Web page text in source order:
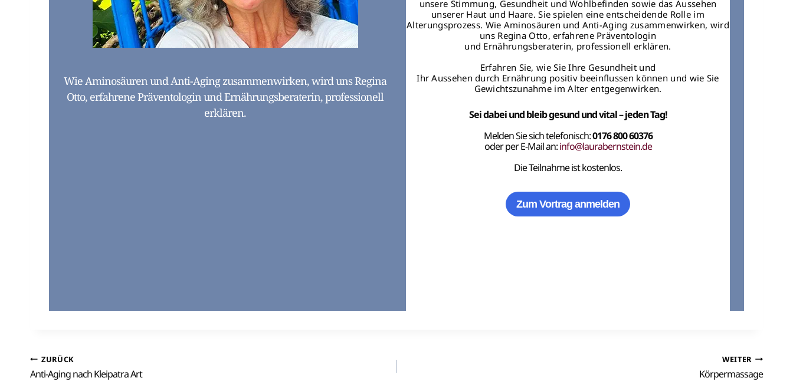
Wie Aminosäuren und Anti-Aging zusammenwirken, wird uns Regina
Otto, erfahrene Präventologin und Ernährungsberaterin, professionell
erklären.
unsere Stimmung, Gesundheit und Wohlbefinden sowie das Aussehen
unserer Haut und Haare. Sie spielen eine entscheidende Rolle im
Alterungsprozess. Wie Aminosäuren und Anti-Aging zusammenwirken, wird
uns Regina Otto, erfahrene Präventologin
und Ernährungsberaterin, professionell erklären.
Erfahren Sie, wie Sie Ihre Gesundheit und
Ihr Aussehen durch Ernährung positiv beeinflussen können und wie Sie
Gewichtszunahme im Alter entgegenwirken.
Sei dabei und bleib gesund und vital – jeden Tag!
Melden Sie sich telefonisch:0176 800 60376
oder per E-Mail an:info@laurabernstein.de
Die Teilnahme ist kostenlos.
Zum Vortrag anmelden
Beitragsnavigation
ZURÜCK
Anti-Aging nach Kleipatra Art
WEITER
Körpermassage